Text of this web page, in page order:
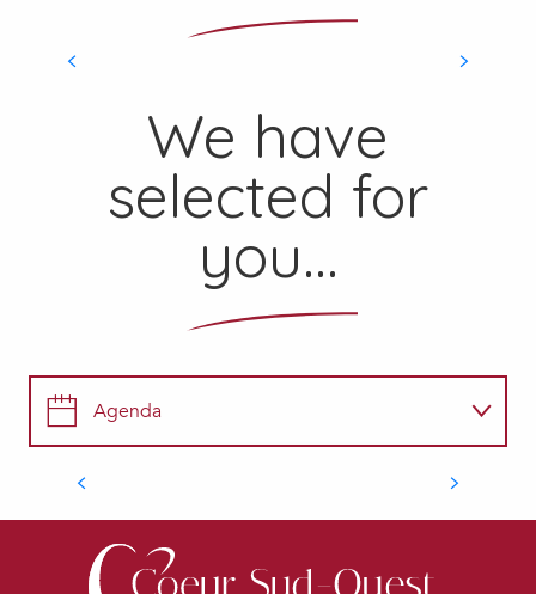
SEE ALL
We have
selected for
you...
Agenda
Gastronomy
7
Repas et concert au
VARIETY SHOW MUSIC